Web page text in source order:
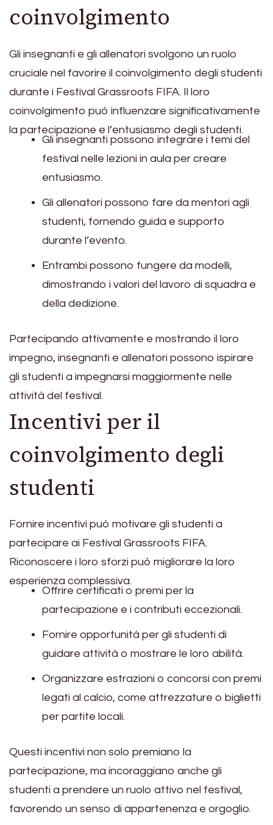
coinvolgimento
Gli insegnanti e gli allenatori svolgono un ruolo
cruciale nel favorire il coinvolgimento degli studenti
durante i Festival Grassroots FIFA. Il loro
coinvolgimento può influenzare significativamente
la partecipazione e l’entusiasmo degli studenti.
Gli insegnanti possono integrare i temi del
festival nelle lezioni in aula per creare
entusiasmo.
Gli allenatori possono fare da mentori agli
studenti, fornendo guida e supporto
durante l’evento.
Entrambi possono fungere da modelli,
dimostrando i valori del lavoro di squadra e
della dedizione.
Partecipando attivamente e mostrando il loro
impegno, insegnanti e allenatori possono ispirare
gli studenti a impegnarsi maggiormente nelle
attività del festival.
Incentivi per il
coinvolgimento degli
studenti
Fornire incentivi può motivare gli studenti a
partecipare ai Festival Grassroots FIFA.
Riconoscere i loro sforzi può migliorare la loro
esperienza complessiva.
Offrire certificati o premi per la
partecipazione e i contributi eccezionali.
Fornire opportunità per gli studenti di
guidare attività o mostrare le loro abilità.
Organizzare estrazioni o concorsi con premi
legati al calcio, come attrezzature o biglietti
per partite locali.
Questi incentivi non solo premiano la
partecipazione, ma incoraggiano anche gli
studenti a prendere un ruolo attivo nel festival,
favorendo un senso di appartenenza e orgoglio.